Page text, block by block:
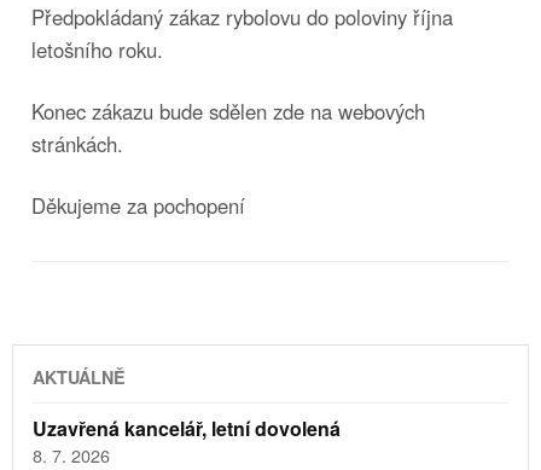
Předpokládaný zákaz rybolovu do poloviny října
letošního roku.
Konec zákazu bude sdělen zde na webových
stránkách.
Děkujeme za pochopení
AKTUÁLNĚ
Uzavřená kancelář, letní dovolená
8. 7. 2026